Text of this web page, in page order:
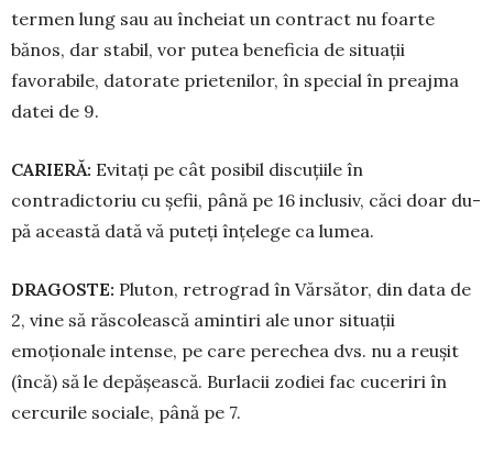
termen lung sau au încheiat un contract nu foarte
bănos, dar stabil, vor putea beneficia de situa­ții
favorabile, datorate prietenilor, în special în preajma
datei de 9.
CARIERĂ: Evitați pe cât posibil dis­cuțiile în
contradictoriu cu șefii, până pe 16 inclusiv, căci doar du­
pă aceas­tă dată vă puteți înțelege ca lumea.
DRAGOSTE: Pluton, retrograd în Vărsător, din data de
2, vine să răs­colească amintiri ale unor si­tua­ții
emoționale intense, pe care pe­re­chea dvs. nu a reușit
(încă) să le de­pă­șească. Burlacii zodiei fac cu­ceriri în
cercurile sociale, până pe 7.